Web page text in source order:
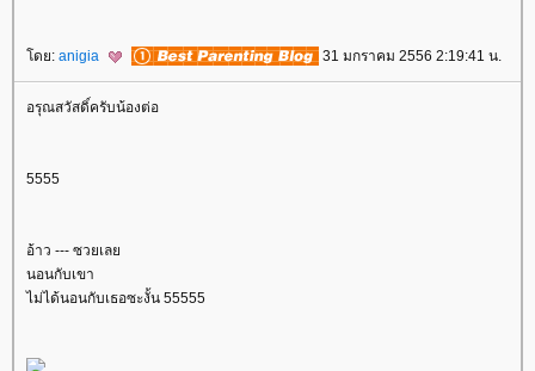
ดย: anigia 31 มกราคม 2556 2:19:41 น.
อรุณสวัสดิ์ครับน้องต่อ
5555
อ้าว --- ซวยเล
นอนกับเขา
ไม่ได้นอนกับเธอซะงั้น 55555